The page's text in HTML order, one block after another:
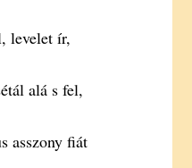
levelet ír,
alá s fel,
asszony fiát